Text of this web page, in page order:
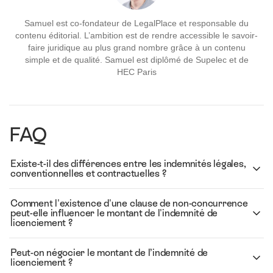
Samuel est co-fondateur de LegalPlace et responsable du
contenu éditorial. L’ambition est de rendre accessible le savoir-
faire juridique au plus grand nombre grâce à un contenu
simple et de qualité. Samuel est diplômé de Supelec et de
HEC Paris
FAQ
Existe-t-il des différences entre les indemnités légales,
conventionnelles et contractuelles ?
Comment l'existence d'une clause de non-concurrence
peut-elle influencer le montant de l'indemnité de
licenciement ?
Peut-on négocier le montant de l’indemnité de
licenciement ?